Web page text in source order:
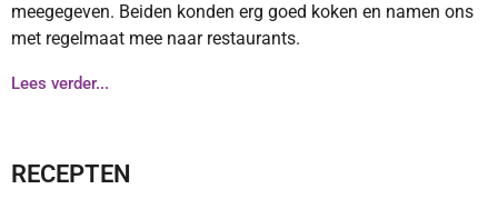
meegegeven. Beiden konden erg goed koken en namen ons
met regelmaat mee naar restaurants.
Lees verder...
RECEPTEN